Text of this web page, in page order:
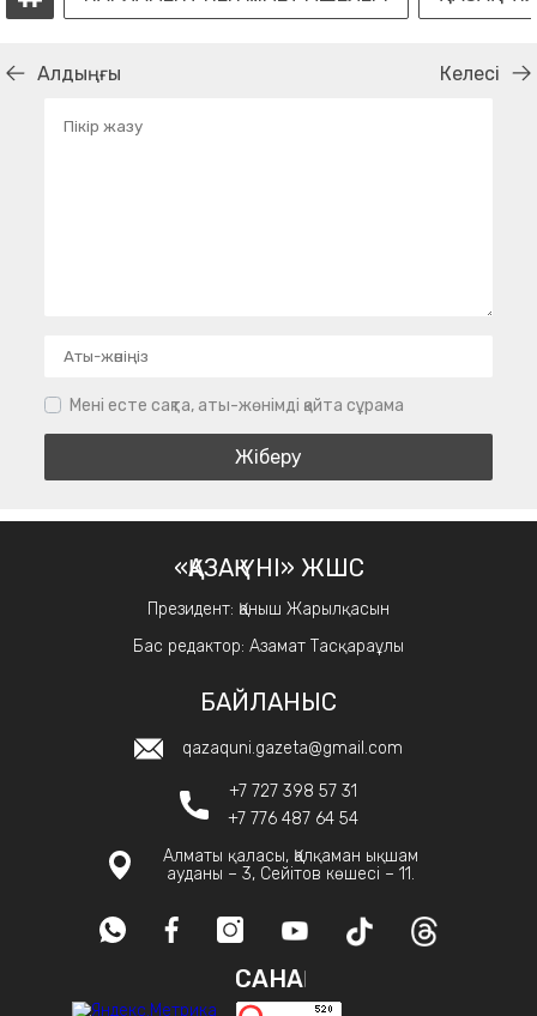
Алдыңғы Келесі
Мені есте сақта, аты-жөнімді қайта сұрама
«ҚАЗАҚ ҮНІ» ЖШС
Президент: Қаныш Жарылқасын
Бас редактор: Азамат Тасқараұлы
БАЙЛАНЫС
qazaquni.gazeta@gmail.com
+7 727 398 57 31
+7 776 487 64 54
Алматы қаласы, Қалқаман ықшам
ауданы – 3, Сейітов көшесі – 11.
САНАҚ